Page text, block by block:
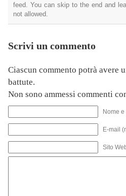
feed. You can skip to the end and
not allowed.
Scrivi un commento
Ciascun commento potrà avere
battute.
Non sono ammessi commenti
Nome
E-mail
Sito